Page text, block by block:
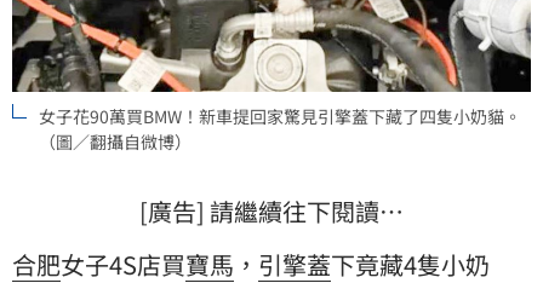
女子花90萬買BMW！新車提回家驚見引擎蓋下藏了四隻小奶貓。
（圖／翻攝自微博）
[廣告] 請繼續往下閱讀…
合肥女子4S店買寶馬 ， 引擎蓋下竟藏4隻小奶